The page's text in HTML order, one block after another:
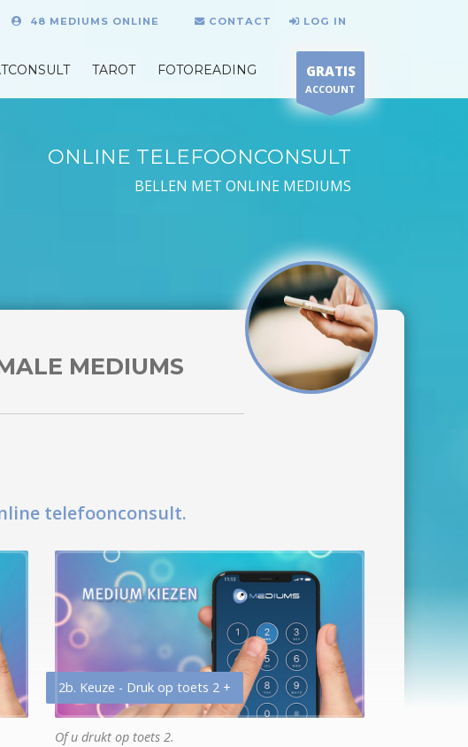
48 MEDIUMS ONLINE CONTACT LOG IN
TAROT FOTOREADING GRATIS
ACCOUNT
ONLINE TELEFOONCONSULT
BELLEN MET ONLINE MEDIUMS
MEDIUMS
telefoonconsult.
2b. Keuze - Druk op toets 2 +
Of u drukt op toets 2.